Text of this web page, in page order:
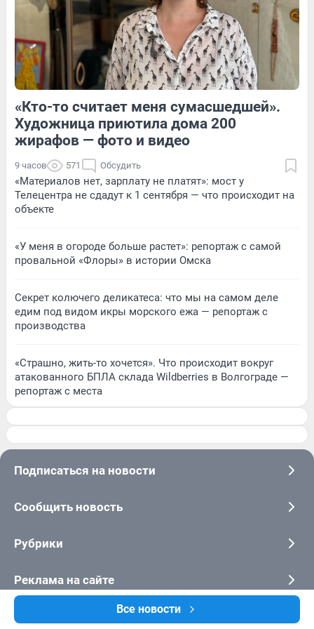
Все новости
Обсудить Обсудить
1 Обсудить 7 Обсудить
«Кто-то считает меня сумасшедшей».
Художница приютила дома 200
жирафов — фото и видео
9 часов 571 Обсудить
«Материалов нет, зарплату не платят»: мост у
Телецентра не сдадут к 1 сентября — что происходит на
объекте
«У меня в огороде больше растет»: репортаж с самой
провальной «Флоры» в истории Омска
Секрет колючего деликатеса: что мы на самом деле
едим под видом икры морского ежа — репортаж с
производства
«Страшно, жить-то хочется». Что происходит вокруг
атакованного БПЛА склада Wildberries в Волгограде —
репортаж с места
Подписаться на новости
Сообщить новость
Рубрики
Реклама на сайте
Прайс-лист